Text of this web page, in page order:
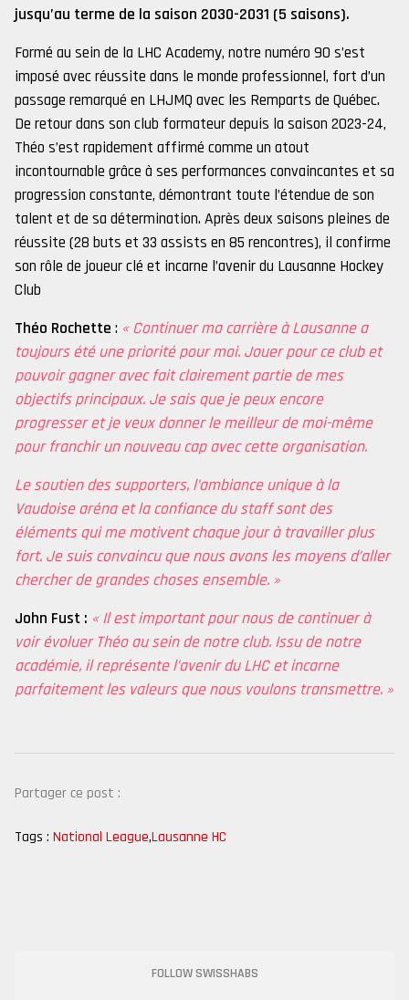
jusqu’au terme de la saison 2030-2031 (5 saisons).
Formé au sein de la LHC Academy, notre numéro 90 s’est
imposé avec réussite dans le monde professionnel, fort d’un
passage remarqué en LHJMQ avec les Remparts de Québec.
De retour dans son club formateur depuis la saison 2023-24,
Théo s’est rapidement affirmé comme un atout
incontournable grâce à ses performances convaincantes et sa
progression constante, démontrant toute l’étendue de son
talent et de sa détermination. Après deux saisons pleines de
réussite (28 buts et 33 assists en 85 rencontres), il confirme
son rôle de joueur clé et incarne l’avenir du Lausanne Hockey
Club
Théo Rochette : « Continuer ma carrière à Lausanne a
toujours été une priorité pour moi. Jouer pour ce club et
pouvoir gagner avec fait clairement partie de mes
objectifs principaux. Je sais que je peux encore
progresser et je veux donner le meilleur de moi-même
pour franchir un nouveau cap avec cette organisation.
Le soutien des supporters, l’ambiance unique à la
Vaudoise aréna et la confiance du staff sont des
éléments qui me motivent chaque jour à travailler plus
fort. Je suis convaincu que nous avons les moyens d’aller
chercher de grandes choses ensemble. »
John Fust : « Il est important pour nous de continuer à
voir évoluer Théo au sein de notre club. Issu de notre
académie, il représente l’avenir du LHC et incarne
parfaitement les valeurs que nous voulons transmettre. »
Partager ce post :
Tags : National League,Lausanne HC
FOLLOW SWISSHABS